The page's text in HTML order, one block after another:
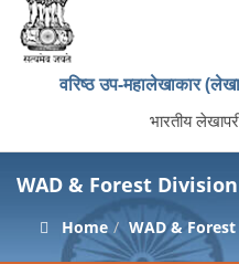
वरिष्ठ उप-महालेखाकार
भारतीय
WAD & Forest
Home WAD &